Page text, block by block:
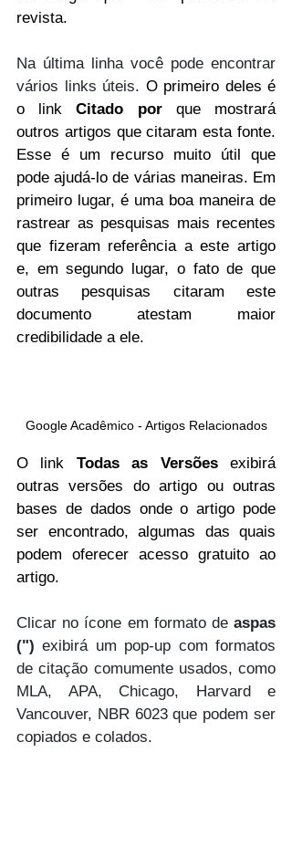
revista.
Na última linha você pode encontrar
vários links úteis. O primeiro deles é
o link Citado por que mostrará
outros artigos que citaram esta fonte.
Esse é um recurso muito útil que
pode ajudá-lo de várias maneiras. Em
primeiro lugar, é uma boa maneira de
rastrear as pesquisas mais recentes
que fizeram referência a este artigo
e, em segundo lugar, o fato de que
outras pesquisas citaram este
documento atestam maior
credibilidade a ele.
Google Acadêmico - Artigos Relacionados
O link Todas as Versões exibirá
outras versões do artigo ou outras
bases de dados onde o artigo pode
ser encontrado, algumas das quais
podem oferecer acesso gratuito ao
artigo.
Clicar no ícone em formato de aspas
(") exibirá um pop-up com formatos
de citação comumente usados, como
MLA, APA, Chicago, Harvard e
Vancouver, NBR 6023 que podem ser
copiados e colados.